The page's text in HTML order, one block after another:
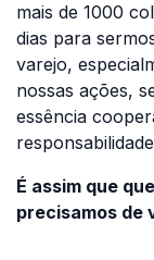
mais de 1000
dias para
varejo,
nossas ações,
essência
É assim que
precisamos de